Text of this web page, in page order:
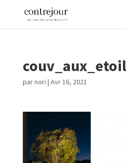
parnori | Avr 16, 2021